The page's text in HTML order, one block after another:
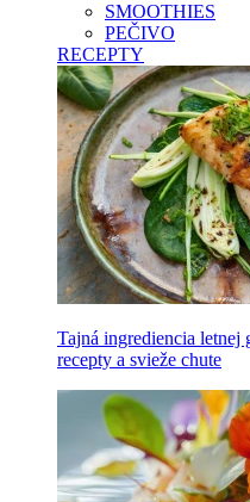
SMOOTHIES
PEČIVO
RECEPTY
Tajná ingrediencia letnej
recepty a svieže chute